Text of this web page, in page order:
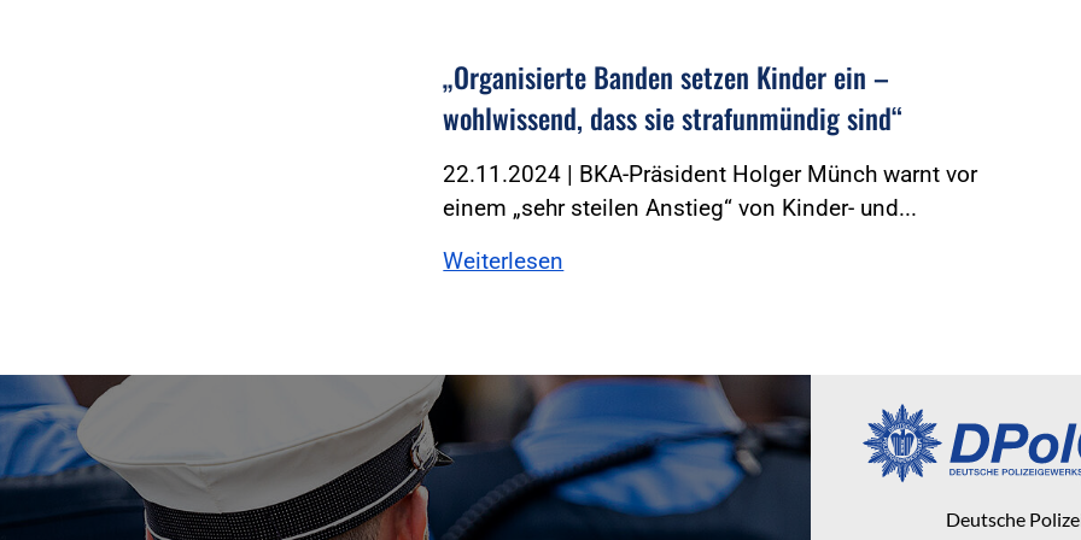
„Organisierte Banden setzen Kinder ein –
wohlwissend, dass sie strafunmündig sind“
22.11.2024 | BKA-Präsident Holger Münch warnt vor
einem „sehr steilen Anstieg“ von Kinder- und...
Weiterlesen
Deutsche